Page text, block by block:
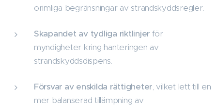
orimliga begränsningar av strandskyddsregler.
Skapandet av tydliga riktlinjer för
myndigheter kring hanteringen av
strandskyddsdispens.
Försvar av enskilda rättigheter, vilket lett till en
mer balanserad tillämpning av